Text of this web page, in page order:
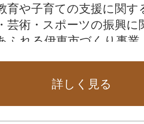
育や子育ての支援に関す
芸術・スポーツの振興に
ふれる伊東市づくり事業
詳しく見る